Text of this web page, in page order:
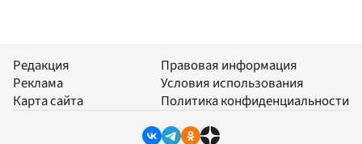
Редакция
Реклама
Карта сайта
Правовая информация
Условия использования
Политика конфиденциальности